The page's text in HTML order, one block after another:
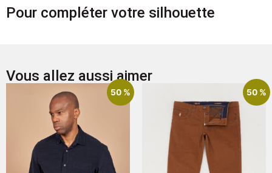
Pour compléter votre silhouette
Vous allez aussi aimer
50 % 50 %